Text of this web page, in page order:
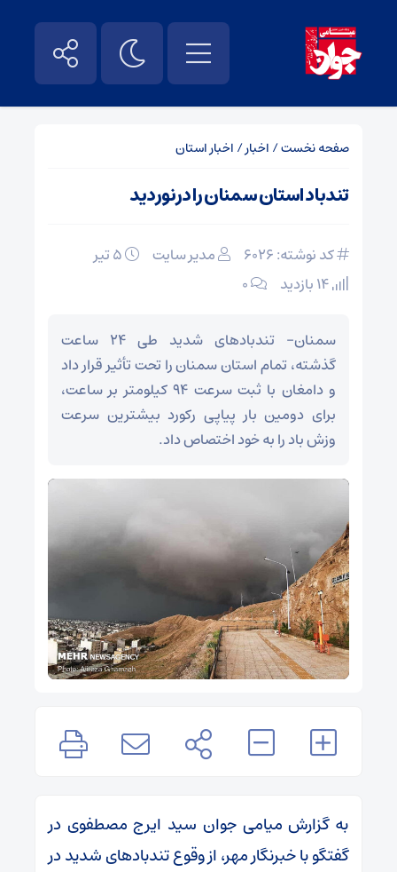
صفحه نخست/ اخبار/ اخبار استان
تندباد استان سمنان را درنوردید
کد نوشته: 6026 مدیر سایت
۰
سمنان- تندبادهای شدید طی ۲۴ ساعت
گذشته، تمام استان سمنان را تحت تأثیر قرار داد
و دامغان با ثبت سرعت ۹۴ کیلومتر بر ساعت،
برای دومین بار پیاپی رکورد بیشترین سرعت
وزش باد را به خود اختصاص داد.
به گزارش میامی جوان سید ایرج مصطفوی در
گفتگو با خبرنگار مهر، از وقوع تندبادهای شدید در